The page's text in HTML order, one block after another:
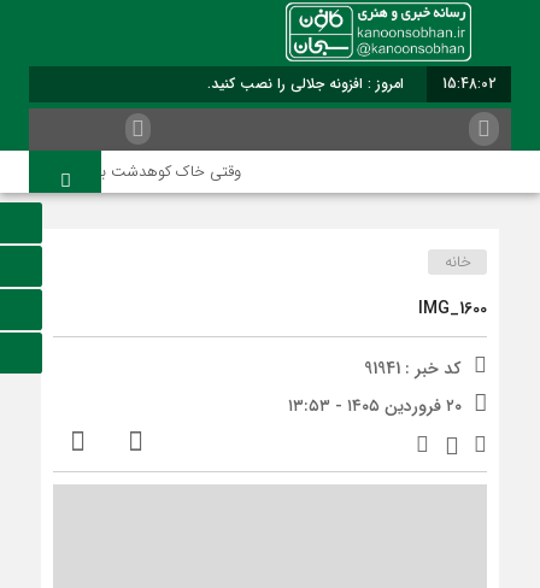
15:48:02 امروز : افزونه جلالی را نصب کنید.
وقتی خاک کوهدشت با عطر کربلا
خانه
IMG_1600
کد خبر : 91941
۲۰ فروردین ۱۴۰۵ - ۱۳:۵۳